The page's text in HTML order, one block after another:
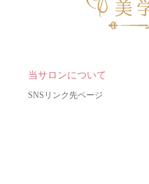
当サロンについて
SNSリンク先ページ